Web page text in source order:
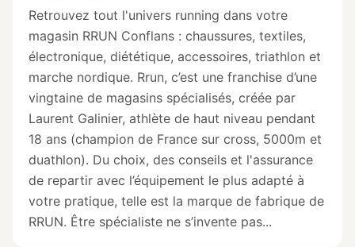
Retrouvez tout l'univers running dans votre
magasin RRUN Conflans : chaussures, textiles,
électronique, diététique, accessoires, triathlon et
marche nordique. Rrun, c’est une franchise d’une
vingtaine de magasins spécialisés, créée par
Laurent Galinier, athlète de haut niveau pendant
18 ans (champion de France sur cross, 5000m et
duathlon). Du choix, des conseils et l'assurance
de repartir avec l’équipement le plus adapté à
votre pratique, telle est la marque de fabrique de
RRUN. Être spécialiste ne s’invente pas...